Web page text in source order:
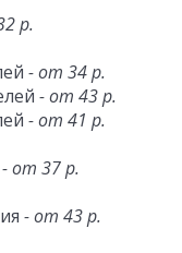
р.
- от 34 р.
- от 43 р.
- от 41 р.
- от 37 р.
- от 43 р.